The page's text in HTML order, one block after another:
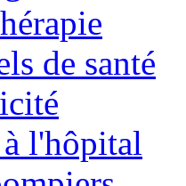
de santé
l'hôpital